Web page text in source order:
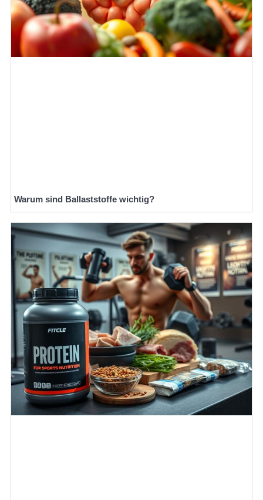
Warum sind Ballaststoffe wichtig?